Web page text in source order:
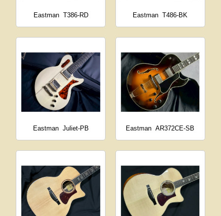
Eastman T386-RD Eastman T486-BK
Eastman Juliet-PB Eastman AR372CE-SB